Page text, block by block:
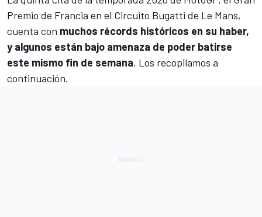
Premio de Francia en el Circuito Bugatti de Le Mans,
cuenta con muchos récords históricos en su haber,
y algunos están bajo amenaza de poder batirse
este mismo fin de semana. Los recopilamos a
continuación.